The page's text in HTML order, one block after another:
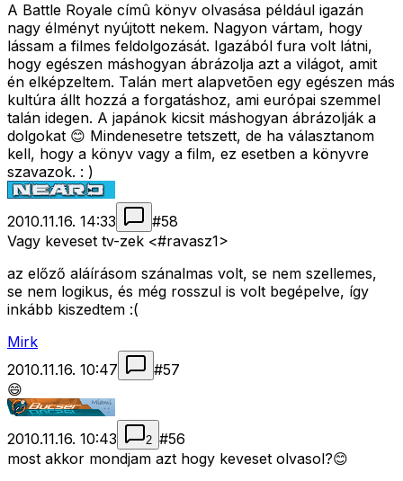
A Battle Royale címû könyv olvasása például igazán
nagy élményt nyújtott nekem. Nagyon vártam, hogy
lássam a filmes feldolgozását. Igazából fura volt látni,
hogy egészen máshogyan ábrázolja azt a világot, amit
én elképzeltem. Talán mert alapvetõen egy egészen más
kultúra állt hozzá a forgatáshoz, ami európai szemmel
talán idegen. A japánok kicsit máshogyan ábrázolják a
dolgokat 😊 Mindenesetre tetszett, de ha választanom
kell, hogy a könyv vagy a film, ez esetben a könyvre
szavazok. : )
2010.11.16. 14:33 #58
Vagy keveset tv-zek <#ravasz1>
az előző aláírásom szánalmas volt, se nem szellemes,
se nem logikus, és még rosszul is volt begépelve, így
inkább kiszedtem :(
Mirk
2010.11.16. 10:47
#57
😄
2010.11.16. 10:43 2 #56
most akkor mondjam azt hogy keveset olvasol?😊